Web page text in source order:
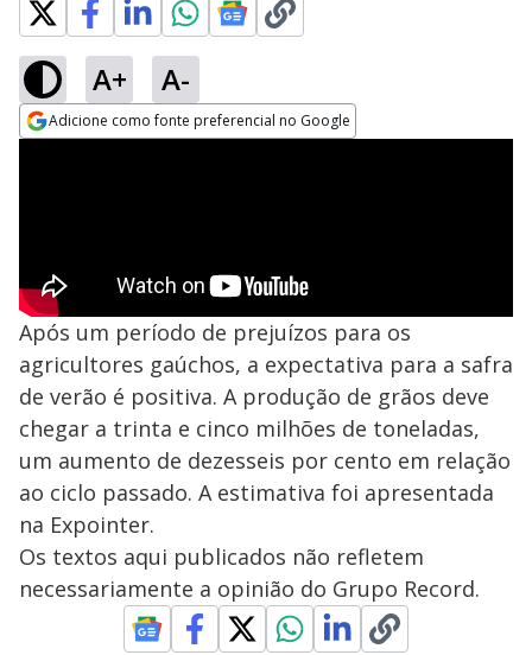
A+ A-
Adicione como fonte preferencial no Google
Após um período de prejuízos para os
agricultores gaúchos, a expectativa para a safra
de verão é positiva. A produção de grãos deve
chegar a trinta e cinco milhões de toneladas,
um aumento de dezesseis por cento em relação
ao ciclo passado. A estimativa foi apresentada
na Expointer.
Os textos aqui publicados não refletem
necessariamente a opinião do Grupo Record.